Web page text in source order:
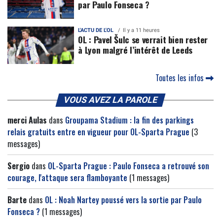
par Paulo Fonseca ?
L'ACTU DE L'OL Il y a 11 heures
OL : Pavel Šulc se verrait bien rester
à Lyon malgré l’intérêt de Leeds
Toutes les infos
VOUS AVEZ LA PAROLE
merci Aulas dans Groupama Stadium : la fin des parkings
relais gratuits entre en vigueur pour OL-Sparta Prague (3
messages)
Sergio dans OL-Sparta Prague : Paulo Fonseca a retrouvé son
courage, l'attaque sera flamboyante (1 messages)
Barte dans OL : Noah Nartey poussé vers la sortie par Paulo
Fonseca ? (1 messages)